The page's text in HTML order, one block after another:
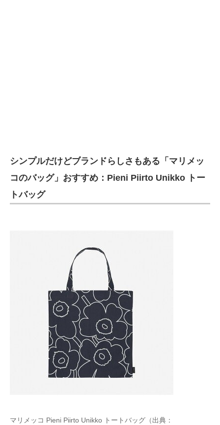
シンプルだけどブランドらしさもある「マリメッ
コのバッグ」おすすめ：Pieni Piirto Unikko トー
トバッグ
マリメッコ Pieni Piirto Unikko トートバッグ（出典：